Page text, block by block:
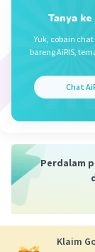
yaa.
satu
Tanya ke
Yuk, cobain
bareng AiRIS,
Chat
Perdalam
Klaim